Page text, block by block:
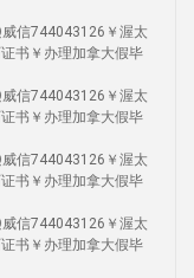
信744043126￥渥太
书￥办理加拿大假毕
信744043126￥渥太
书￥办理加拿大假毕
信744043126￥渥太
书￥办理加拿大假毕
信744043126￥渥太
书￥办理加拿大假毕